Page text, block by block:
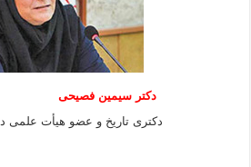
دکتر سیمین فصیحی
دکتری تاریخ و عضو هیأت علمی